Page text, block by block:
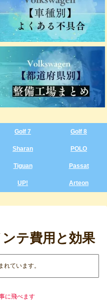
Golf 7 Golf 8
Sharan POLO
Tiguan Passat
UP! Arteon
テ費用と効果
れています。
に飛べます